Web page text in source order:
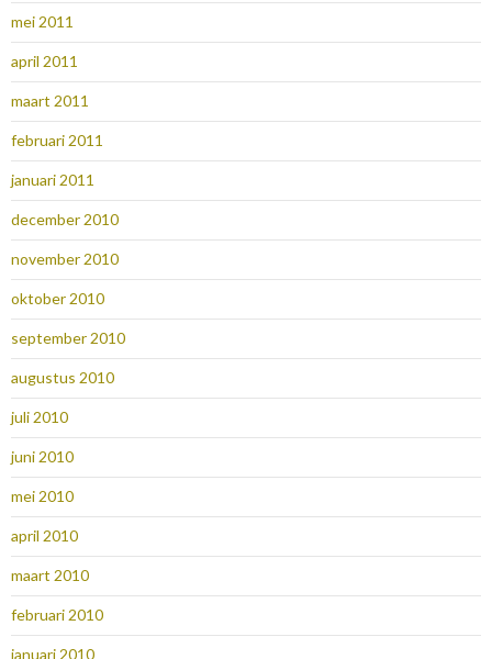
mei 2011
april 2011
maart 2011
februari 2011
januari 2011
december 2010
november 2010
oktober 2010
september 2010
augustus 2010
juli 2010
juni 2010
mei 2010
april 2010
maart 2010
februari 2010
januari 2010